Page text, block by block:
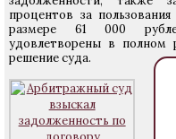
процентов за
размере 61 000
удовлетворены в полном
решение суда.